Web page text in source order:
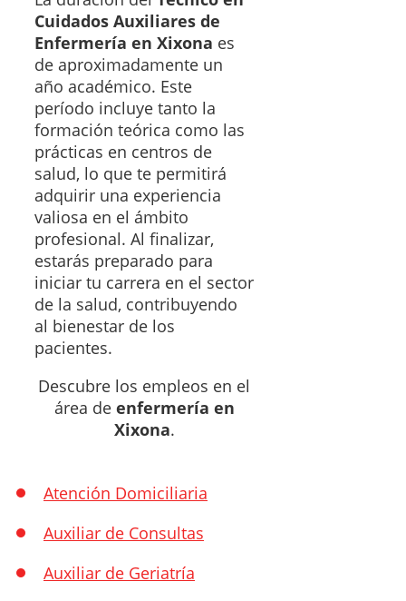
Cuidados Auxiliares de
Enfermería en Xixona es
de aproximadamente un
año académico. Este
período incluye tanto la
formación teórica como las
prácticas en centros de
salud, lo que te permitirá
adquirir una experiencia
valiosa en el ámbito
profesional. Al finalizar,
estarás preparado para
iniciar tu carrera en el sector
de la salud, contribuyendo
al bienestar de los
pacientes.
Descubre los empleos en el
área de enfermería en
Xixona.
Atención Domiciliaria
Auxiliar de Consultas
Auxiliar de Geriatría